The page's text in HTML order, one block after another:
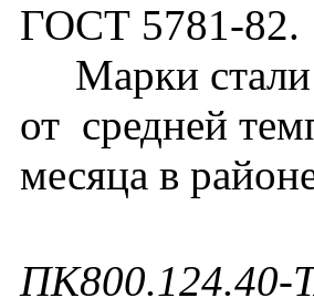
ГОСТ 5781-82.
Марки стали
от средней
месяца в
ПК800.124.40-